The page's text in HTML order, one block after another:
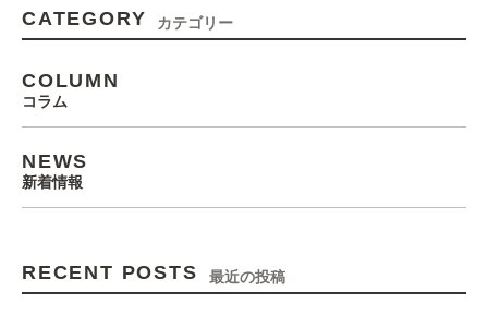
CATEGORY カテゴリー
COLUMN
コラム
NEWS
新着情報
RECENT POSTS 最近の投稿